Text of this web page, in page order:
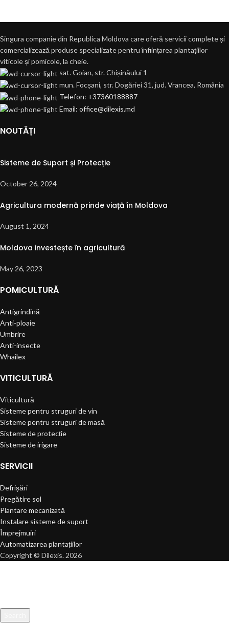
Singura companie din Republica Moldova care oferă servicii complete și
comercializează produse specializate pentru înființarea plantațiilor
viticole și pomicole, la cheie.
sat. Goian, str. Chișinăului 1
mun. Focșani, str. Dogăriei 31, jud. Vrancea, România
Telefon: +37360188887
Email: office@dilexis.md
NOUTĂȚI
Sisteme de Suport și Protecție
October 26, 2024
Agricultura modernă prinde viață în Moldova
August 1, 2024
Moldova investește în agricultură
May 26, 2023
POMICULTURĂ
Antigrindină
Anti-ploaie
Umbrire
Anti-insecte
Whailex
VITICULTURĂ
Viticultură
Sisteme pentru struguri de vin
Sisteme pentru struguri de masă
Sisteme de protecție
Sisteme de irigare
SERVICII
Defrișări
Pregătire sol
Plantare mecanizată
Instalare sisteme de suport
Împrejmuiri
Automatizarea plantațiilor
Copyright © Dilexis. 2026